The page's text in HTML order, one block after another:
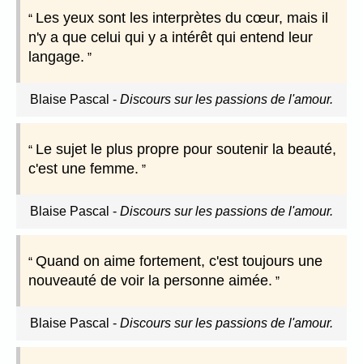
Les yeux sont les interprètes du cœur, mais il
n'y a que celui qui y a intérêt qui entend leur
langage.
Blaise Pascal - Discours sur les passions de l'amour.
Le sujet le plus propre pour soutenir la beauté,
c'est une femme.
Blaise Pascal - Discours sur les passions de l'amour.
Quand on aime fortement, c'est toujours une
nouveauté de voir la personne aimée.
Blaise Pascal - Discours sur les passions de l'amour.